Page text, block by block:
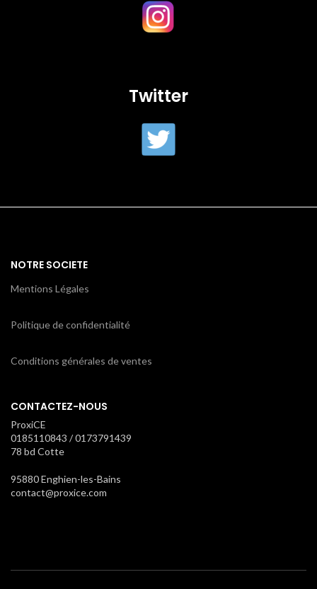
Twitter
NOTRE SOCIETE
Mentions Légales
Politique de confidentialité
Conditions générales de ventes
CONTACTEZ-NOUS
ProxiCE
0185110843 / 0173791439
78 bd Cotte
95880 Enghien-les-Bains
contact@proxice.com